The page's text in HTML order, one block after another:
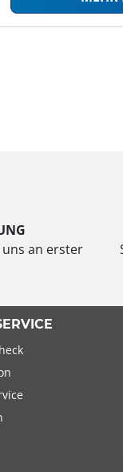
an erster